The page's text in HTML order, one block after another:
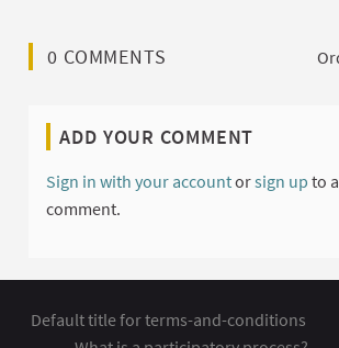
0 COMMENTS
ADD YOUR COMMENT
Sign in with your accountorsign up to
comment.
Default title for terms-and-conditions